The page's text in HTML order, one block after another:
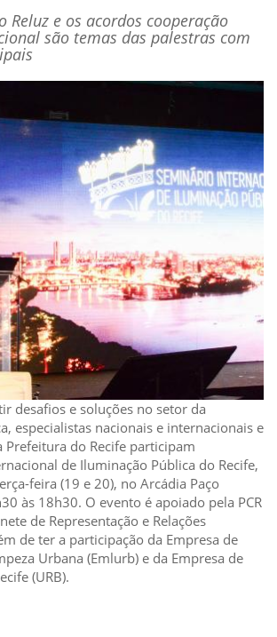
Reluz e os acordos cooperação
são temas das palestras com
e soluções no setor da
especialistas nacionais e internacionais e
Prefeitura do Recife participam
de Iluminação Pública do Recife,
feira (19 e 20), no Arcádia Paço
às 18h30. O evento é apoiado pela PCR
de Representação e Relações
de ter a participação da Empresa de
Urbana (Emlurb) e da Empresa de
(URB).